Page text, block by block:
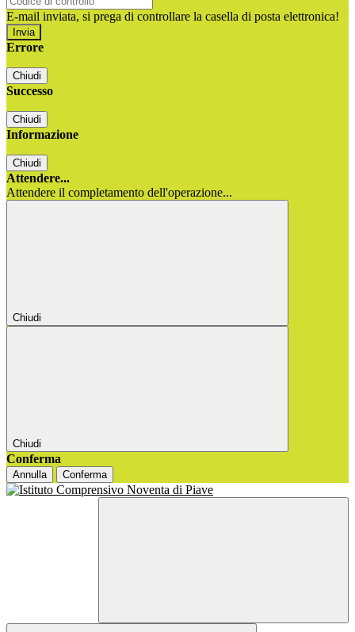
E-mail inviata, si prega di controllare la casella di posta elettronica!
Errore
Chiudi
Successo
Chiudi
Informazione
Chiudi
Attendere...
Attendere il completamento dell'operazione...
Chiudi
Chiudi
Conferma
Annulla Conferma